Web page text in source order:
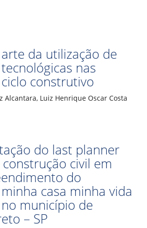
da utilização de
nas
construtivo
Alcantara, Luiz Henrique Oscar Costa
do last planner
civil em
do
casa minha vida
município de
– SP